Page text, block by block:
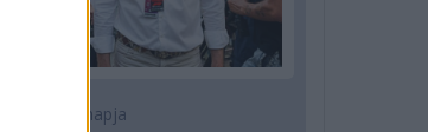
2 napja